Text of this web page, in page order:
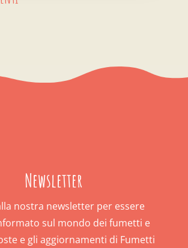
Newsletter
nostra newsletter per essere
sul mondo dei fumetti e
e gli aggiornamenti di Fumetti